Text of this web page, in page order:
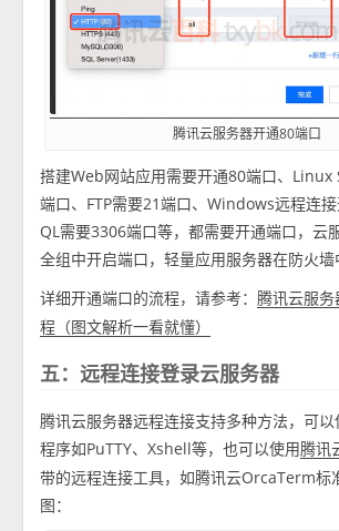
腾讯云服务器开通80端口
搭建Web网站应用需要开通80端口、Linux
端口、FTP需要21端口、Windows远程连
QL需要3306端口等，都需要开通端口，云
全组中开启端口，轻量应用服务器在防火墙
详细开通端口的流程，请参考：
腾讯云服
程（图文解析一看就懂）
五：远程连接登录云服务器
腾讯云服务器远程连接支持多种方法，可
程序如PuTTY、Xshell等，也可以使用腾讯
带的远程连接工具，如腾讯云OrcaTerm标
图：